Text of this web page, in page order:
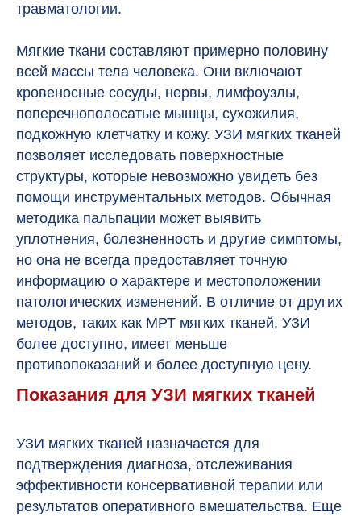
травматологии.
Мягкие ткани составляют примерно половину
всей массы тела человека. Они включают
кровеносные сосуды, нервы, лимфоузлы,
поперечнополосатые мышцы, сухожилия,
подкожную клетчатку и кожу. УЗИ мягких тканей
позволяет исследовать поверхностные
структуры, которые невозможно увидеть без
помощи инструментальных методов. Обычная
методика пальпации может выявить
уплотнения, болезненность и другие симптомы,
но она не всегда предоставляет точную
информацию о характере и местоположении
патологических изменений. В отличие от других
методов, таких как МРТ мягких тканей, УЗИ
более доступно, имеет меньше
противопоказаний и более доступную цену.
Показания для УЗИ мягких тканей
УЗИ мягких тканей назначается для
подтверждения диагноза, отслеживания
эффективности консервативной терапии или
результатов оперативного вмешательства. Еще